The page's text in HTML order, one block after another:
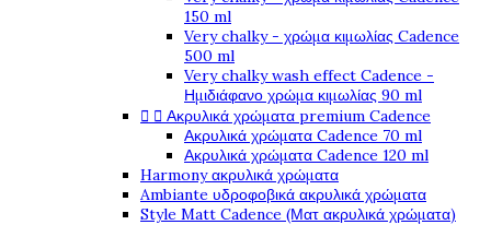
150 ml
Very chalky - χρώμα κιμωλίας Cadence
500 ml
Very chalky wash effect Cadence -
Ημιδιάφανο χρώμα κιμωλίας 90 ml
  Ακρυλικά χρώματα premium Cadence
Ακρυλικά χρώματα Cadence 70 ml
Ακρυλικά χρώματα Cadence 120 ml
Harmony ακρυλικά χρώματα
Ambiante υδροφοβικά ακρυλικά χρώματα
Style Matt Cadence (Ματ ακρυλικά χρώματα)